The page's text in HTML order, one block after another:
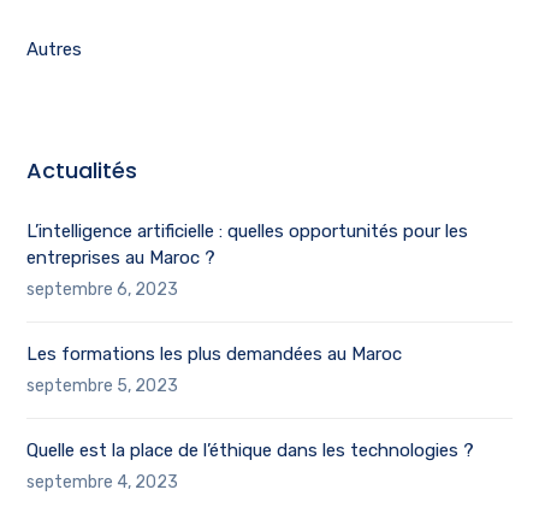
Autres
Actualités
L’intelligence artificielle : quelles opportunités pour les
entreprises au Maroc ?
septembre 6, 2023
Les formations les plus demandées au Maroc
septembre 5, 2023
Quelle est la place de l’éthique dans les technologies ?
septembre 4, 2023